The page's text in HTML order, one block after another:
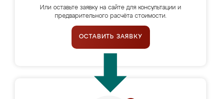
Или оставьте заявку на сайте для консультации и
предварительного расчёта стоимости.
ОСТАВИТЬ ЗАЯВКУ